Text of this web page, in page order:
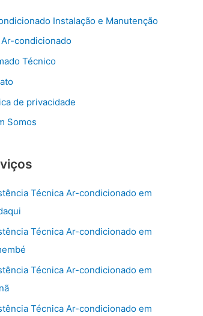
Instalação e Manutenção
condicionado
Técnico
de privacidade
Somos
Técnica Ar-condicionado em
Técnica Ar-condicionado em
Técnica Ar-condicionado em
Técnica Ar-condicionado em